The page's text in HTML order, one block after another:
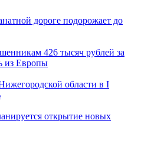
дороге подорожает до
426 тысяч рублей за
из Европы
области в I
открытие новых